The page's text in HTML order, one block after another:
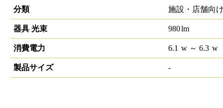
分類
施設・店舗向
器具 光束 980lm
消費電力 6.1 w～ 6.3 w
製品サイズ -